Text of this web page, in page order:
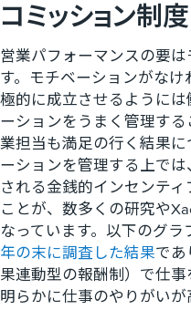
コミッション制
営業パフォーマンスの要
す。モチベーションがな
極的に成立させるように
ーションをうまく管理す
業担当も満足の行く結果
ーションを管理する上で
される金銭的インセンテ
ことが、数多くの研究や
なっています。以下のグラ
年の末に調査した結果で
果連動型の報酬制）で仕
明らかに仕事のやりがいが